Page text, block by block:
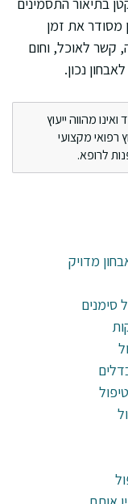
מסודר את זמן
קשר לאוכל, וחום
נכון.
מהווה ייעוץ
רפואי מקצועי
לרופא.
מדויק
סימנים